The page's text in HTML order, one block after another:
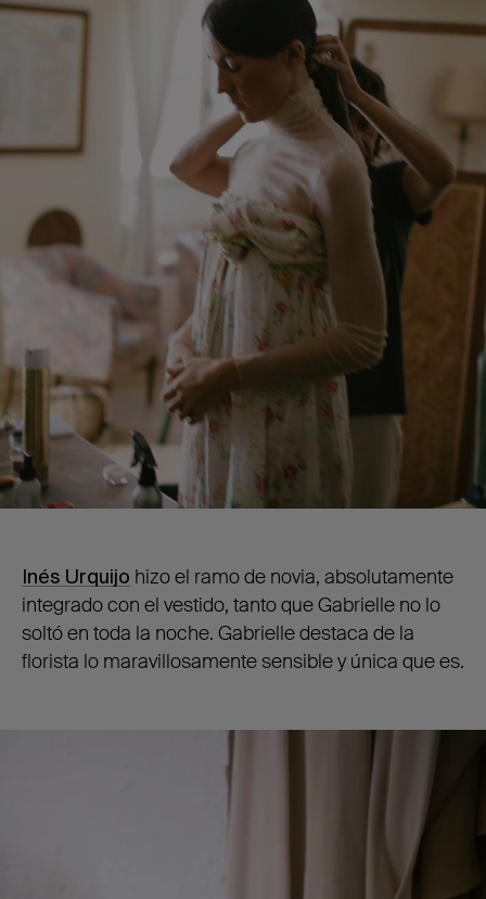
Inés Urquijo hizo el ramo de novia, absolutamente
integrado con el vestido, tanto que Gabrielle no lo
soltó en toda la noche. Gabrielle destaca de la
florista lo maravillosamente sensible y única que es.